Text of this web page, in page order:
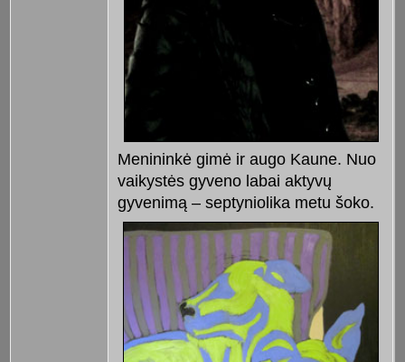
Menininkė gimė ir augo Kaune. Nuo
vaikystės gyveno labai aktyvų
gyvenimą –septyniolika metu šoko.